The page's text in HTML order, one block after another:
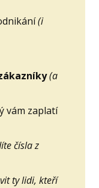
(i
(a
vám zaplatí
čísla z
ty lidi, kteří